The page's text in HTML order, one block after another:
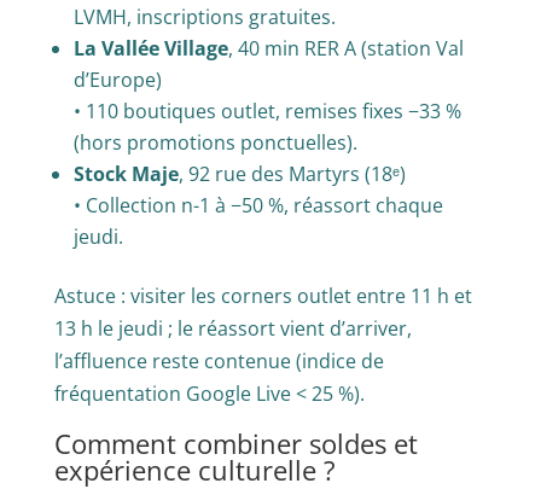
LVMH, inscriptions gratuites.
La Vallée Village, 40 min RER A (station Val
d’Europe)
• 110 boutiques outlet, remises fixes −33 %
(hors promotions ponctuelles).
Stock Maje, 92 rue des Martyrs (18ᵉ)
• Collection n-1 à −50 %, réassort chaque
jeudi.
Astuce : visiter les corners outlet entre 11 h et
13 h le jeudi ; le réassort vient d’arriver,
l’affluence reste contenue (indice de
fréquentation Google Live < 25 %).
Comment combiner soldes et
expérience culturelle ?